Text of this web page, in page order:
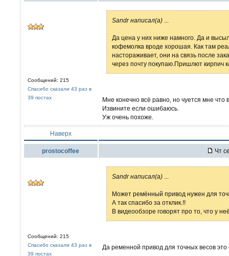
Сообщений: 215
Спасибо сказали 43 раз в
39 постах
Sandr написал(а)
Да цена у них ниже намного. Да и
кофемолка вроде хорошая. Как там
настораживает, они на связь после
через почту покупаю.Пришлют кирпич
Мне конечно всё равно, но чуется мне что
Извините если ошибаюсь.
Уж очень похоже.
Наверх
prostocoffee Чт
Сообщений: 215
Спасибо сказали 43 раз в
39 постах
Sandr написал(а)
Может ремённый привод нужен для
А так спасибо за отклик.!!
В видеообзоре говорят про то, что у
Да ременной привод для точных весов это